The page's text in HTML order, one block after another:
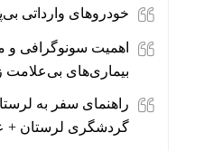
خودروهای وارداتی‌
اهمیت سونوگرافی
بیماری‌های بی‌علامت
راهنمای سفر به
گردشگری لرستان